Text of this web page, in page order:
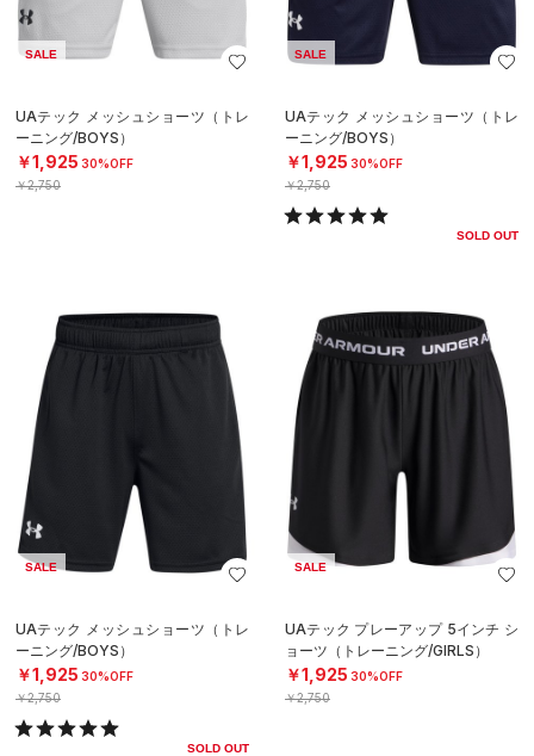
SALE
UAテック メッシュショーツ（トレ
ーニング/BOYS）
￥1,925 30%OFF
￥2,750
SALE
UAテック メッシュショーツ（トレ
ーニング/BOYS）
￥1,925 30%OFF
￥2,750
SOLD OUT
SALE
UAテック メッシュショーツ（トレ
ーニング/BOYS）
￥1,925 30%OFF
￥2,750
SOLD OUT
SALE
UAテック プレーアップ 5インチ シ
ョーツ（トレーニング/GIRLS）
￥1,925 30%OFF
￥2,750